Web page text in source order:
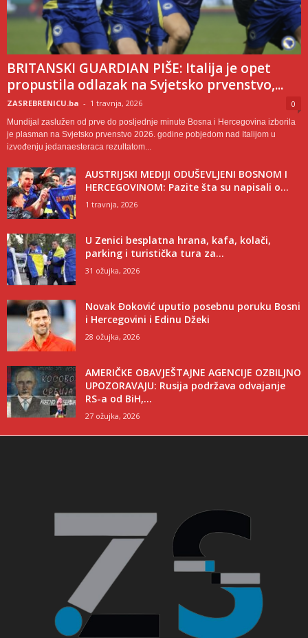
BRITANSKI GUARDIAN PIŠE: Italija je opet
propustila odlazak na Svjetsko prvenstvo,...
ZASREBRENICU.ba - 1 travnja, 2026 0
Mundijal zaslužen od prve do posljednje minute Bosna i Hercegovina izborila
je plasman na Svjetsko prvenstvo 2026. godine pobjedom nad Italijom u
izvođenju jedanaesteraca rezultatom...
AUSTRIJSKI MEDIJI ODUŠEVLJENI BOSNOM I
HERCEGOVINOM: Pazite šta su napisali o...
1 travnja, 2026
U Zenici besplatna hrana, kafa, kolači,
parking i turistička tura za...
31 ožujka, 2026
Novak Đoković uputio posebnu poruku Bosni
i Hercegovini i Edinu Džeki
28 ožujka, 2026
AMERIČKE OBAVJEŠTAJNE AGENCIJE OZBILJNO
UPOZORAVAJU: Rusija podržava odvajanje
RS-a od BiH,...
27 ožujka, 2026